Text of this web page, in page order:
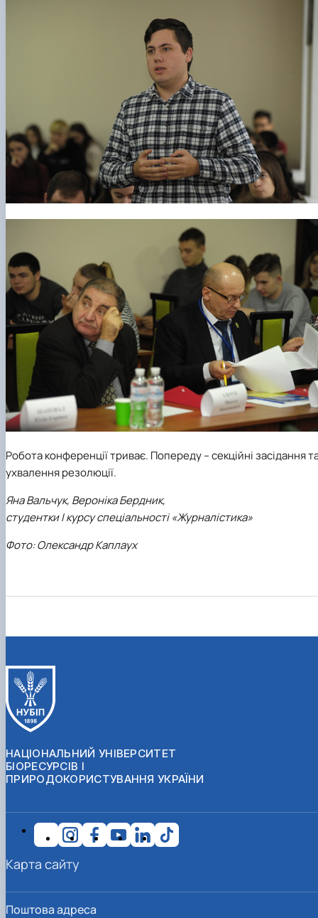
Робота конференції триває. Попереду – секційні засідання
ухвалення резолюції.
Яна Вальчук, Вероніка Бердник,
студентки І курсу спеціальності «Журналістика»
Фото: Олександр Каплаух
НАЦІОНАЛЬНИЙ УНІВЕРСИТЕТ
БІОРЕСУРСІВ І
ПРИРОДОКОРИСТУВАННЯ УКРАЇНИ
Поштова адреса
Карта сайту